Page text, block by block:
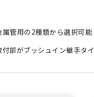
属管用の2種類から選択可能
付部がブッシュイン継手タ